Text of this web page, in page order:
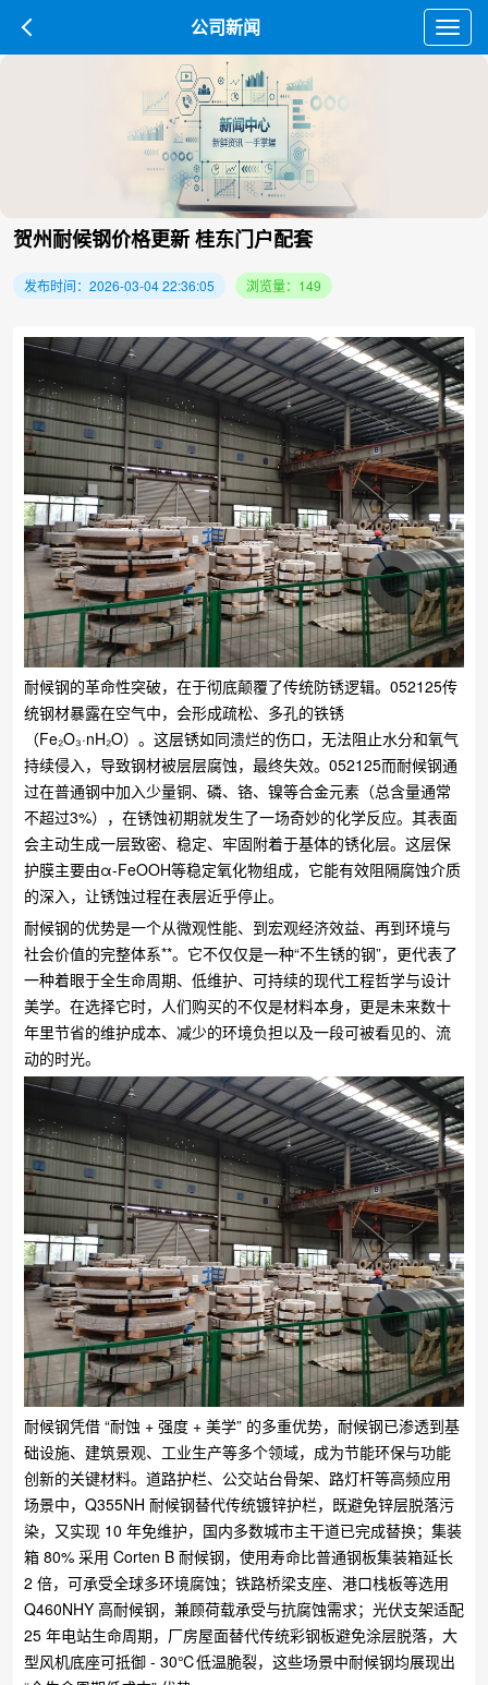
公司新闻
贺州耐候钢价格更新 桂东门户配套
发布时间：2026-03-04 22:36:05 浏览量：149
耐候钢的革命性突破，在于彻底颠覆了传统防锈逻辑。052125传
统钢材暴露在空气中，会形成疏松、多孔的铁锈
（Fe₂O₃·nH₂O）。这层锈如同溃烂的伤口，无法阻止水分和氧气
持续侵入，导致钢材被层层腐蚀，最终失效。052125而耐候钢通
过在普通钢中加入少量铜、磷、铬、镍等合金元素（总含量通常
不超过3%），在锈蚀初期就发生了一场奇妙的化学反应。其表面
会主动生成一层致密、稳定、牢固附着于基体的锈化层。这层保
护膜主要由α-FeOOH等稳定氧化物组成，它能有效阻隔腐蚀介质
的深入，让锈蚀过程在表层近乎停止。
耐候钢的优势是一个从微观性能、到宏观经济效益、再到环境与
社会价值的完整体系**。它不仅仅是一种“不生锈的钢”，更代表了
一种着眼于全生命周期、低维护、可持续的现代工程哲学与设计
美学。在选择它时，人们购买的不仅是材料本身，更是未来数十
年里节省的维护成本、减少的环境负担以及一段可被看见的、流
动的时光。
耐候钢凭借 “耐蚀 + 强度 + 美学” 的多重优势，耐候钢已渗透到基
础设施、建筑景观、工业生产等多个领域，成为节能环保与功能
创新的关键材料。​道路护栏、公交站台骨架、路灯杆等高频应用
场景中，Q355NH 耐候钢替代传统镀锌护栏，既避免锌层脱落污
染，又实现 10 年免维护，国内多数城市主干道已完成替换；​集装
箱 80% 采用 Corten B 耐候钢，使用寿命比普通钢板集装箱延长
2 倍，可承受全球多环境腐蚀；铁路桥梁支座、港口栈板等选用
Q460NHY 高耐候钢，兼顾荷载承受与抗腐蚀需求；​光伏支架适配
25 年电站生命周期，厂房屋面替代传统彩钢板避免涂层脱落，大
型风机底座可抵御 - 30℃低温脆裂，这些场景中耐候钢均展现出